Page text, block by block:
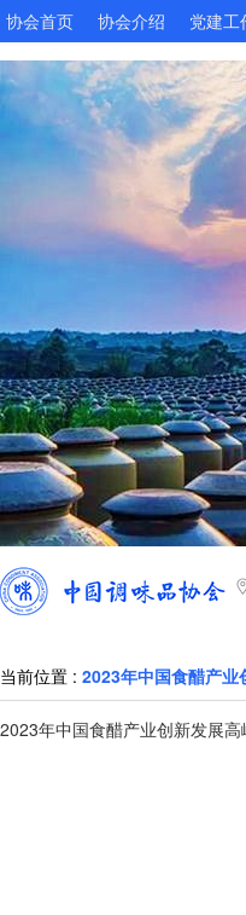
协会首页 协会介绍 党建工
当前位置 : 2023年中国食醋产业
2023年中国食醋产业创新发展